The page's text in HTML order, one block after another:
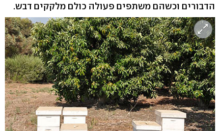
הדבורים וכשהם משתפים פעולה כולם מלקקים דבש.